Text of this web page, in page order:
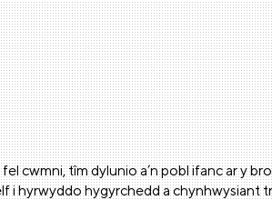
cwmni, tîm dylunio a’n pobl ifanc ar y
hyrwyddo hygyrchedd a chynhwysiant